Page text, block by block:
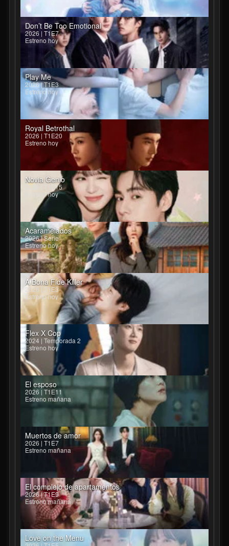
Don’t Be Too Emotional
2026 | T1E7
Estreno hoy
Play Me
2026 | T1E3
Estreno hoy
Royal Betrothal
2026 | T1E20
Estreno hoy
Novia Genio
2026 | T1E15
Estreno hoy
Acaramelados
2026 | Serie
Estreno hoy
A Bona Fide Killer
2026 | T1E3
Estreno hoy
Flex X Cop
2024 | Temporada 2
Estreno hoy
El esposo
2026 | T1E11
Estreno mañana
Muertos de amor
2026 | T1E7
Estreno mañana
El complejo de apartamentos
2026 | T1E9
Estreno mañana
Love on the Menu